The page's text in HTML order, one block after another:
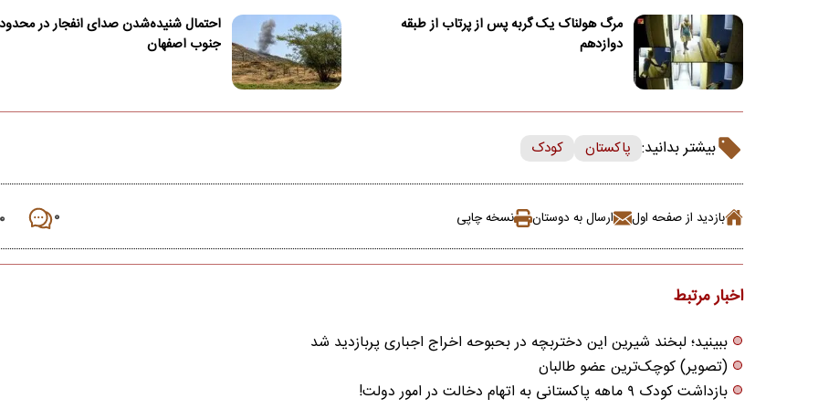
مرگ هولناک یک گربه پس از پرتاب از طبقه
دوازدهم
احتمال شنیده‌شدن صدای انفجار در
جنوب اصفهان
بیشتر بدانید: پاکستان کودک
بازدید از صفحه اول ارسال به دوستان نسخه چاپی ۰ ۰
اخبار مرتبط
ببینید؛ لبخند شیرین این دختربچه در بحبوحه اخراج اجباری پربازدید شد
(تصویر) کوچک‌ترین عضو طالبان
بازداشت کودک ۹ ماهه پاکستانی به اتهام دخالت در امور دولت!